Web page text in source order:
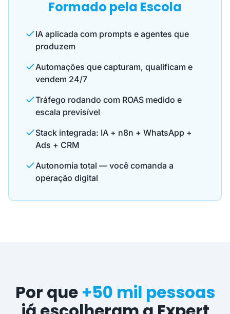
Formado pela Escola
IA aplicada com prompts e agentes que
produzem
Automações que capturam, qualificam e
vendem 24/7
Tráfego rodando com ROAS medido e
escala previsível
Stack integrada: IA + n8n + WhatsApp +
Ads + CRM
Autonomia total — você comanda a
operação digital
Por que +50 mil pessoas